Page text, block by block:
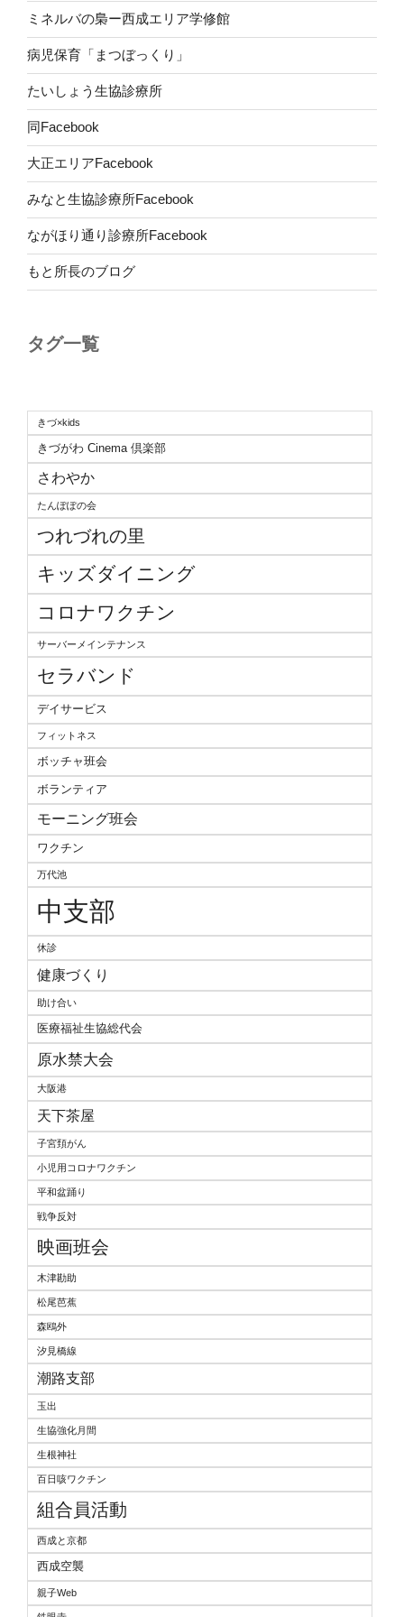
ミネルバの梟ー西成エリア学修館
病児保育「まつぼっくり」
たいしょう生協診療所
同Facebook
大正エリアFacebook
みなと生協診療所Facebook
ながほり通り診療所Facebook
もと所長のブログ
タグ一覧
きづ×kids
きづがわ Cinema 倶楽部
さわやか
たんぽぽの会
つれづれの里
キッズダイニング
コロナワクチン
サーバーメインテナンス
セラバンド
デイサービス
フィットネス
ボッチャ班会
ボランティア
モーニング班会
ワクチン
万代池
中支部
休診
健康づくり
助け合い
医療福祉生協総代会
原水禁大会
大阪港
天下茶屋
子宮頚がん
小児用コロナワクチン
平和盆踊り
戦争反対
映画班会
木津勘助
松尾芭蕉
森鴎外
汐見橋線
潮路支部
玉出
生協強化月間
生根神社
百日咳ワクチン
組合員活動
西成と京都
西成空襲
親子Web